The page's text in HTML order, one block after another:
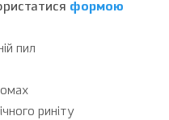
формою
пил
риніту